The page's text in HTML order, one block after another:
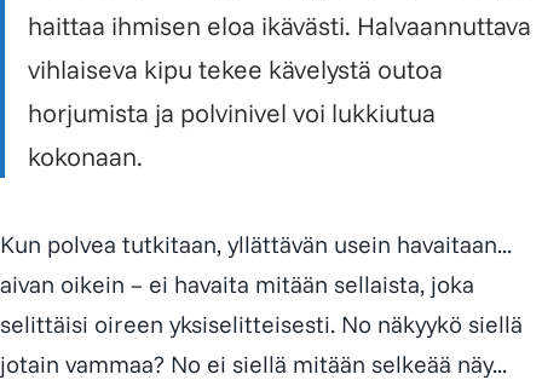
haittaa ihmisen eloa ikävästi. Halvaannuttava
vihlaiseva kipu tekee kävelystä outoa
horjumista ja polvinivel voi lukkiutua
kokonaan.
Kun polvea tutkitaan, yllättävän usein havaitaan...
aivan oikein – ei havaita mitään sellaista, joka
selittäisi oireen yksiselitteisesti. No näkyykö siellä
jotain vammaa? No ei siellä mitään selkeää näy...